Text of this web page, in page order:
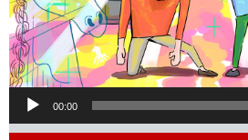
声
00:00
Seek